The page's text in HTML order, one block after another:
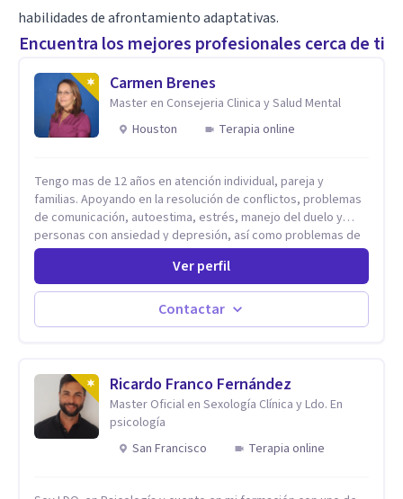
habilidades de afrontamiento adaptativas.
Encuentra los mejores profesionales cerca de ti
Carmen Brenes
Master en Consejeria Clinica y Salud Mental
Houston
Terapia online
Tengo mas de 12 años en atención individual, pareja y
familias. Apoyando en la resolución de conflictos, problemas
de comunicación, autoestima, estrés, manejo del duelo y
personas con ansiedad y depresión, así como problemas de
conducta y comportamiento. Desarrollo de personas
Estableciendo metas a corto y largo plazo, es vital para la
vida de cada uno tener su propia vision.
Ver perfil
Contactar
Ricardo Franco Fernández
Master Oficial en Sexología Clínica y Ldo. En
psicología
San Francisco
Terapia online